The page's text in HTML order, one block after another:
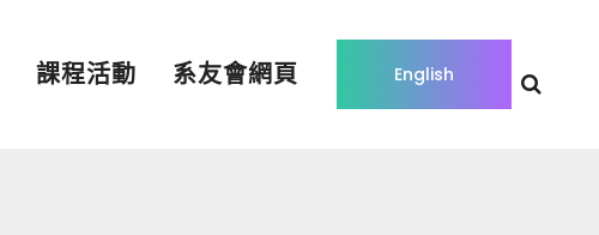
English
課程活動 系友會網頁